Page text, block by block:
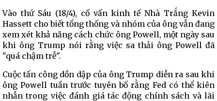
Vào thứ Sáu (18/4), cố vấn kinh tế Nhà Trắng Kevin
Hassett cho biết tổng thống và nhóm của ông vẫn đang
xem xét khả năng cách chức ông Powell, một ngày sau
khi ông Trump nói rằng việc sa thải ông Powell đã
"quá chậm trễ".
Cuộc tấn công dồn dập của ông Trump diễn ra sau khi
ông Powell tuần trước tuyên bố rằng Fed có thể kiên
nhẫn trong việc đánh giá tác động chính sách và lãi